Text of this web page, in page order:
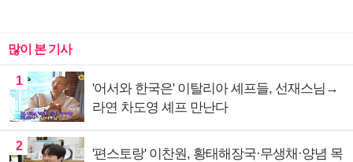
많이 본 기사
1
'어서와 한국은' 이탈리아 셰프들, 선재스님→
라연 차도영 셰프 만난다
2
'편스토랑' 이찬원, 황태해장국·무생채·양념 목